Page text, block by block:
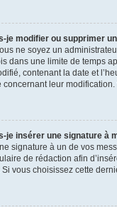
je modifier ou supprimer
ne soyez un
dans une limite de temps
contenant la date et
concernant leur
je insérer une signature à
signature à un de vos
de rédaction afin
Si vous choisissez cette